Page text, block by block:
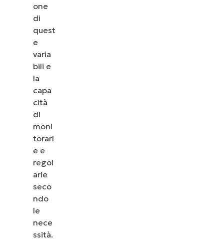
one
di
quest
e
varia
bili e
la
capa
cità
di
moni
torarl
e e
regol
arle
seco
ndo
le
nece
ssità.